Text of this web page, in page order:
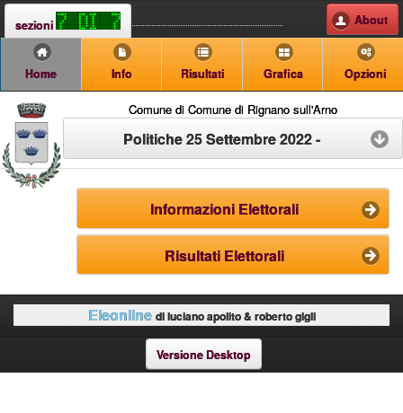
sezioni About
Home Info Risultati Grafica Opzioni
Comune di Comune di Rignano sull'Arno
Politiche 25 Settembre 2022 -
Informazioni Elettorali
Risultati Elettorali
Eleonline di luciano apolito & roberto gigli
Versione Desktop